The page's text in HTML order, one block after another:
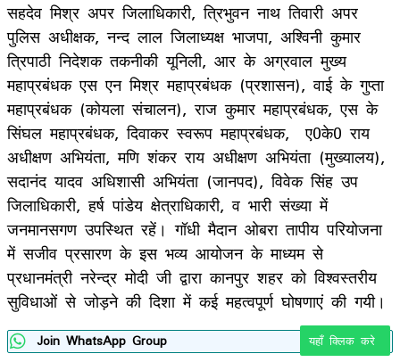
सहदेव मिश्र अपर जिलाधिकारी, त्रिभुवन नाथ तिवारी अपर
पुलिस अधीक्षक, नन्द लाल जिलाध्यक्ष भाजपा, अश्विनी कुमार
त्रिपाठी निदेशक तकनीकी यूनिली, आर के अग्रवाल मुख्य
महाप्रबंधक एस एन मिश्र महाप्रबंधक (प्रशासन), वाई के गुप्ता
महाप्रबंधक (कोयला संचालन), राज कुमार महाप्रबंधक, एस के
सिंघल महाप्रबंधक, दिवाकर स्वरूप महाप्रबंधक, ए0के0 राय
अधीक्षण अभियंता, मणि शंकर राय अधीक्षण अभियंता (मुख्यालय),
सदानंद यादव अधिशासी अभियंता (जानपद), विवेक सिंह उप
जिलाधिकारी, हर्ष पांडेय क्षेत्राधिकारी, व भारी संख्या में
जनमानसगण उपस्थित रहें। गॉधी मैदान ओबरा तापीय परियोजना
में सजीव प्रसारण के इस भव्य आयोजन के माध्यम से
प्रधानमंत्री नरेन्द्र मोदी जी द्वारा कानपुर शहर को विश्वस्तरीय
सुविधाओं से जोड़ने की दिशा में कई महत्वपूर्ण घोषणाएं की गयी।
Join WhatsApp Group यहाँ क्लिक करे